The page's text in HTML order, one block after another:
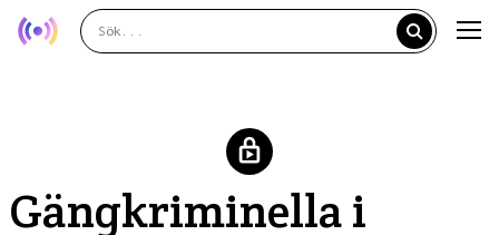
Gängkriminella i